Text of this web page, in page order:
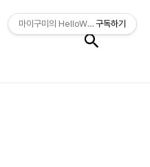
검색
마이구미의 HelloWorld구독하기